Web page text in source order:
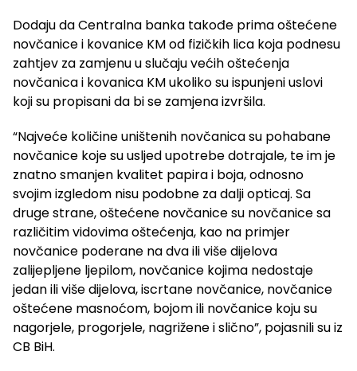
Dodaju da Centralna banka takođe prima oštećene
novčanice i kovanice KM od fizičkih lica koja podnesu
zahtjev za zamjenu u slučaju većih oštećenja
novčanica i kovanica KM ukoliko su ispunjeni uslovi
koji su propisani da bi se zamjena izvršila.
“Najveće količine uništenih novčanica su pohabane
novčanice koje su usljed upotrebe dotrajale, te im je
znatno smanjen kvalitet papira i boja, odnosno
svojim izgledom nisu podobne za dalji opticaj. Sa
druge strane, oštećene novčanice su novčanice sa
različitim vidovima oštećenja, kao na primjer
novčanice poderane na dva ili više dijelova
zalijepljene ljepilom, novčanice kojima nedostaje
jedan ili više dijelova, iscrtane novčanice, novčanice
oštećene masnoćom, bojom ili novčanice koju su
nagorjele, progorjele, nagrižene i slično”, pojasnili su iz
CB BiH.